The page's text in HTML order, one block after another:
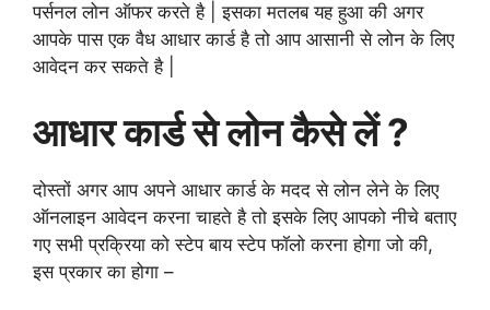
पर्सनल लोन ऑफर करते है | इसका मतलब यह हुआ की अगर
आपके पास एक वैध आधार कार्ड है तो आप आसानी से लोन के लिए
आवेदन कर सकते है |
आधार कार्ड से लोनकैसेलें ?
दोस्तों अगर आप अपने आधार कार्ड के मदद से लोन लेने के लिए
ऑनलाइन आवेदन करना चाहते है तो इसके लिए आपको नीचे बताए
गए सभी प्रक्रिया को स्टेप बाय स्टेप फॉलो करना होगा जो की,
इस प्रकार का होगा –